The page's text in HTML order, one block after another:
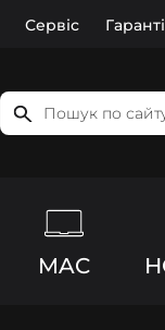
Сервіс
MAC